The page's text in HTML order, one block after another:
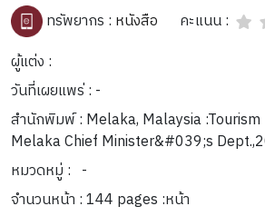
ทรัพยากร : หนังสือ
คะแนน :
ผู้แต่ง :
วันที่เผยแพร่ : -
สำนักพิมพ์ : Melaka, Malaysia :Tourism
Melaka Chief Minister&#039;s
หมวดหมู่ : -
จำนวนหน้า : 144 pages :หน้า